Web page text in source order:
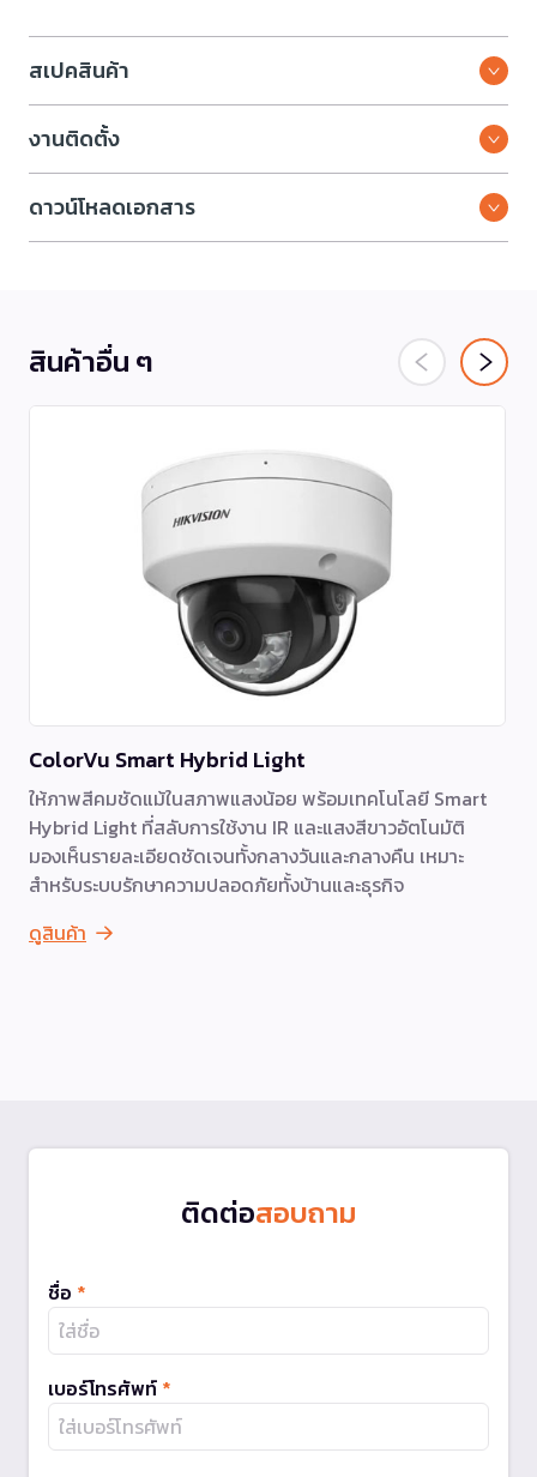
สเปคสินค้า
งานติดตั้ง
ดาวน์โหลดเอกสาร
สินค้าอื่น ๆ
ColorVu Smart Hybrid Light
ให้ภาพสีคมชัดแม้ในสภาพแสงน้อย พร้อมเทคโนโลยี Smart
Hybrid Light ที่สลับการใช้งาน IR และแสงสีขาวอัตโนมัติ
มองเห็นรายละเอียดชัดเจนทั้งกลางวันและกลางคืน เหมาะ
สำหรับระบบรักษาความปลอดภัยทั้งบ้านและธุรกิจ
ดูสินค้า
ติดต่อสอบถาม
ชื่อ *
เบอร์โทรศัพท์ *